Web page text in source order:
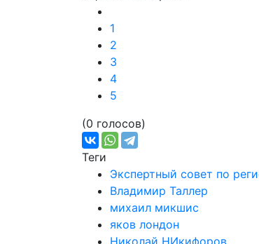
1
2
3
4
5
(0 голосов)
Теги
Экспертный совет по
Владимир Таллер
михаил микшис
яков лондон
Николай НИкифоров